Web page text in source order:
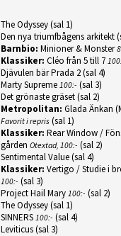
The Odyssey(sal 1)
Den nya triumfbågens arkitekt
Barnbio: Minioner & Monster
Klassiker: Cléo från 5 till 7
Djävulen bär Prada 2(sal 4)
Marty Supreme 100:- (sal 3)
Det grönaste gräset(sal 2)
Metropolitan: Glada Änkan
Favorit i repris (sal 1)
Klassiker: Rear Window /
gården Otextad, 100:- (sal 2)
Sentimental Value(sal 4)
Klassiker: Vertigo / Studie i
100:- (sal 3)
Project Hail Mary 100:- (sal 2)
The Odyssey(sal 1)
SINNERS 100:- (sal 4)
Leviticus(sal 3)